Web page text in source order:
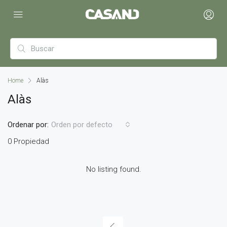
Home Alàs
Alàs
0 Propiedad
Ordenar por: Orden por defecto
No listing found.